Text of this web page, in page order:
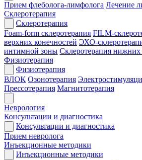
Прием флеболога-лимфолога Лечение
Склеротерапия
Склеротерапия
Foam-form склеротерапия FILM-
верхних конечностей ЭХО-
интимной зоны Склеротерапия нижних
Физиотерапия
Физиотерапия
ВЛОК Озонотерапия
Прессотерапия Магнитотерапия
Неврология
Консультации и диагностика
Консультации и диагностика
Прием невролога
Инъекционные методики
Инъекционные методики